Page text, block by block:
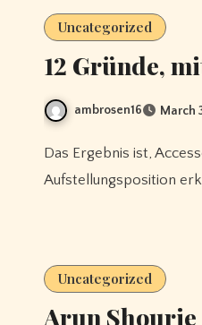
Uncategorized
12 Gründe,
ambrosen16 March
Das Ergebnis ist, Accessoires dass sie nicht einmal den Unterschied zwischen einer guten und einer schlechten
Aufstellungsposition
Uncategorized
Arun